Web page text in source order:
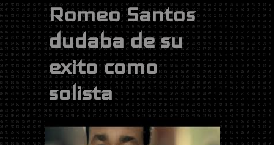
Romeo Santos
dudaba de su
exito como
solista